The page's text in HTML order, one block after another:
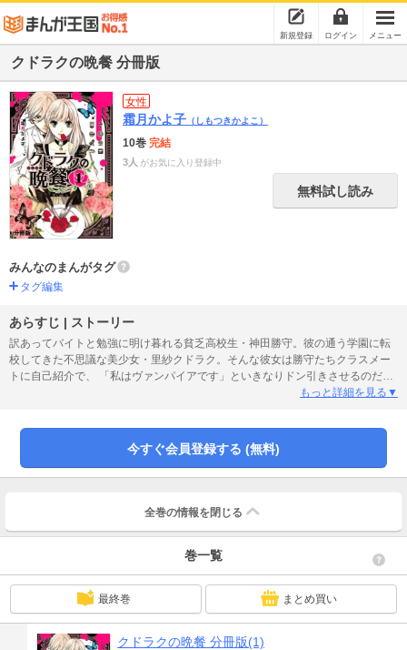
新規登録 ログイン メニュー
クドラクの晩餐 分冊版
女性
霜月かよ子 （しもつきかよこ）
10巻 完結
3人 がお気に入り登録中
無料試し読み
みんなのまんがタグ
タグ編集
あらすじ | ストーリー
訳あってバイトと勉強に明け暮れる貧乏高校生・神田勝守。彼の通う学園に転
校してきた不思議な美少女・里紗クドラク。そんな彼女は勝守たちクラスメー
トに自己紹介で、 「私はヴァンパイアです」といきなりドン引きさせるのだ
もっと詳細を見る▼
今すぐ会員登録する (無料)
全巻の情報を 閉じる
巻一覧
最終巻 まとめ買い
クドラクの晩餐 分冊版(1)